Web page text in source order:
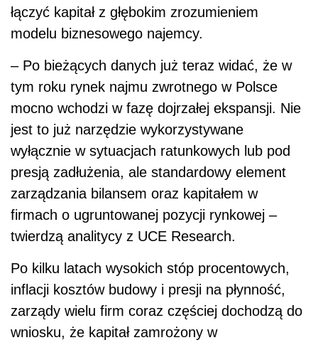
łączyć kapitał z głębokim zrozumieniem
modelu biznesowego najemcy.
– Po bieżących danych już teraz widać, że w
tym roku rynek najmu zwrotnego w Polsce
mocno wchodzi w fazę dojrzałej ekspansji. Nie
jest to już narzędzie wykorzystywane
wyłącznie w sytuacjach ratunkowych lub pod
presją zadłużenia, ale standardowy element
zarządzania bilansem oraz kapitałem w
firmach o ugruntowanej pozycji rynkowej –
twierdzą analitycy z UCE Research.
Po kilku latach wysokich stóp procentowych,
inflacji kosztów budowy i presji na płynność,
zarządy wielu firm coraz częściej dochodzą do
wniosku, że kapitał zamrożony w